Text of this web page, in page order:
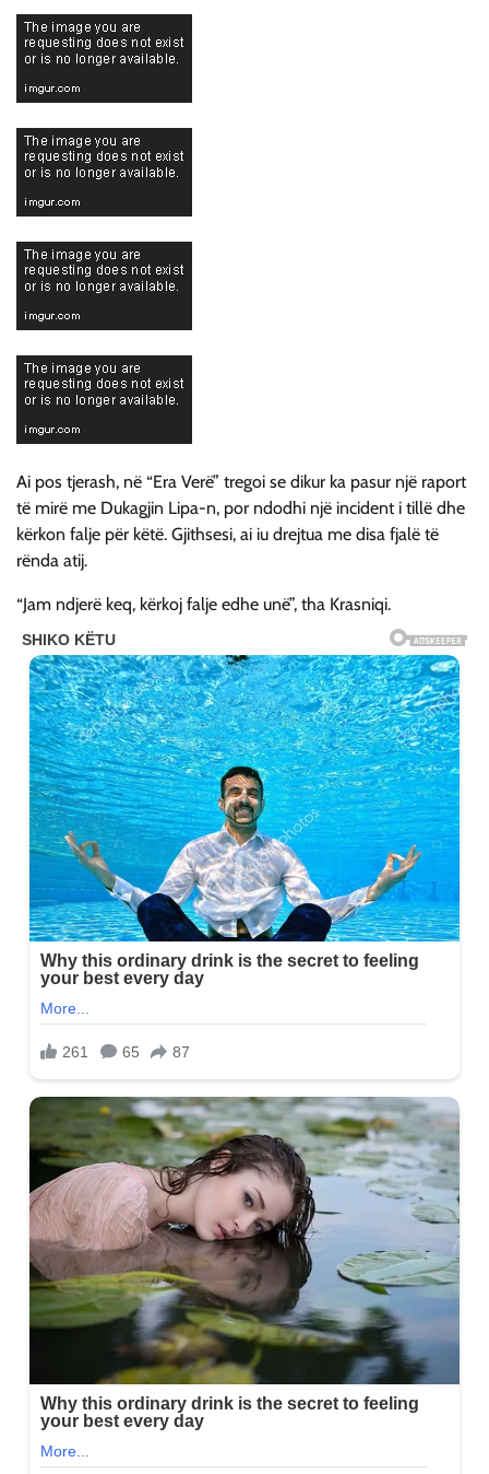
Ai pos tjerash, në “Era Verë” tregoi se dikur ka pasur një raport
të mirë me Dukagjin Lipa-n, por ndodhi një incident i tillë dhe
kërkon falje për këtë. Gjithsesi, ai iu drejtua me disa fjalë të
rënda atij.
“Jam ndjerë keq, kërkoj falje edhe unë”, tha Krasniqi.